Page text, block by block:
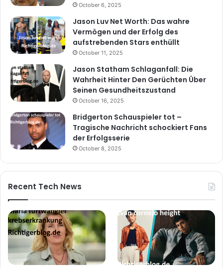
October 6, 2025
Jason Luv Net Worth: Das wahre
Vermögen und der Erfolg des
aufstrebenden Stars enthüllt
October 11, 2025
Jason Statham Schlaganfall: Die
Wahrheit Hinter Den Gerüchten Über
Seinen Gesundheitszustand
October 16, 2025
Bridgerton Schauspieler tot –
Tragische Nachricht schockiert Fans
der Erfolgsserie
October 8, 2025
Recent Tech News